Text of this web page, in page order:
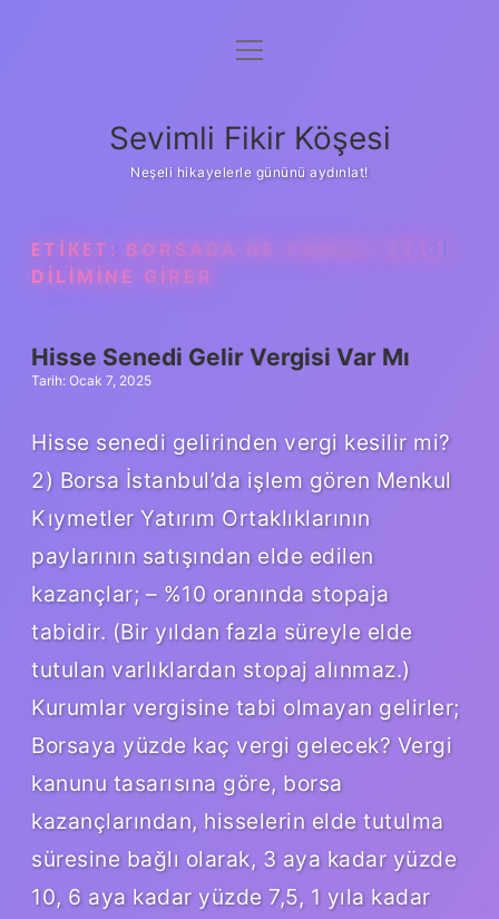
Anasayfa
Yasal Uyarı
menüyü
Sevimli Fikir Köşesi
Neşeli hikayelerle gününü aydınlat!
ETIKET: BORSADA NE ZAMAN VERGI
DILIMINE GIRER
Hisse Senedi Gelir Vergisi Var Mı
Tarih: Ocak 7, 2025
Hisse senedi gelirinden vergi kesilir mi?
2) Borsa İstanbul’da işlem gören Menkul
Kıymetler Yatırım Ortaklıklarının
paylarının satışından elde edilen
kazançlar; – %10 oranında stopaja
tabidir. (Bir yıldan fazla süreyle elde
tutulan varlıklardan stopaj alınmaz.)
Kurumlar vergisine tabi olmayan gelirler;
Borsaya yüzde kaç vergi gelecek? Vergi
kanunu tasarısına göre, borsa
kazançlarından, hisselerin elde tutulma
süresine bağlı olarak, 3 aya kadar yüzde
10, 6 aya kadar yüzde 7,5, 1 yıla kadar